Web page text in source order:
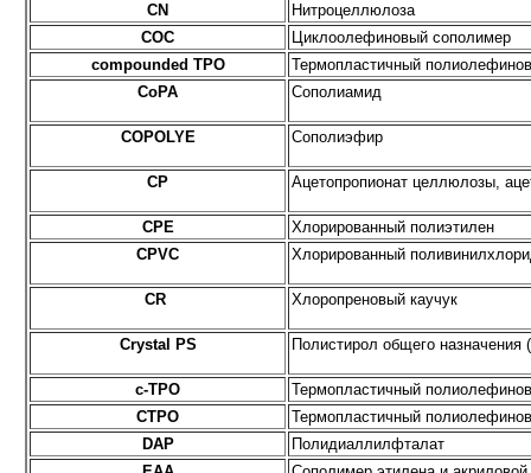
CN
Нитроцеллюлоза
COC
Циклоолефиновый сополимер
compounded TPO
Термопластичный
CoPA
Сополиамид
COPOLYE Сополиэфир
CP Ацетопропионат целлюлозы,
CPE
Хлорированный полиэтилен
CPVC
Хлорированный
CR Хлоропреновый каучук
Сrystal PS Полистирол общего
c-TPO
Термопластичный
CTPO
Термопластичный
DAP
Полидиаллилфталат